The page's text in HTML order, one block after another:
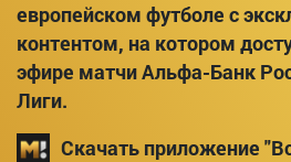
европейском футболе с
контентом, на котором
эфире матчи Альфа-Банк
Лиги.
Скачать приложение